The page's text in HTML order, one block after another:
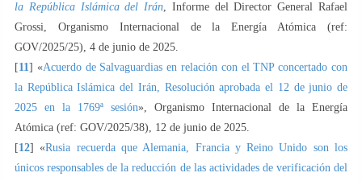
la República Islámica del Irán, Informe del Director General Rafael
Grossi, Organismo Internacional de la Energía Atómica (ref:
GOV/2025/25), 4 de junio de 2025.
[11] «Acuerdo de Salvaguardias en relación con el TNP concertado con
la República Islámica del Irán, Resolución aprobada el 12 de junio de
2025 en la 1769ª sesión», Organismo Internacional de la Energía
Atómica (ref: GOV/2025/38), 12 de junio de 2025.
[12] «Rusia recuerda que Alemania, Francia y Reino Unido son los
únicos responsables de la reducción de las actividades de verificación del